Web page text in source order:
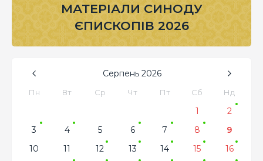
МАТЕРІАЛИ СИНОДУ
ЄПИСКОПІВ 2026
Серпень 2026
Пн Вт Ср Чт Пт Сб Нд
1
2
3
4 5 6 7 8
9
10
11 12 13 14 15
16